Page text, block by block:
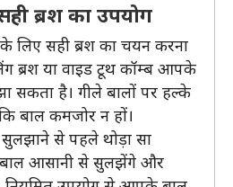
ब्रश का उपयोग
लिए सही ब्रश का चयन करना
ब्रश या वाइड टूथ कॉम्ब आपके
सकता है। गीले बालों पर हल्के
बाल कमजोर न हों।
से पहले थोड़ा सा
आसानी से सुलझेंगे और